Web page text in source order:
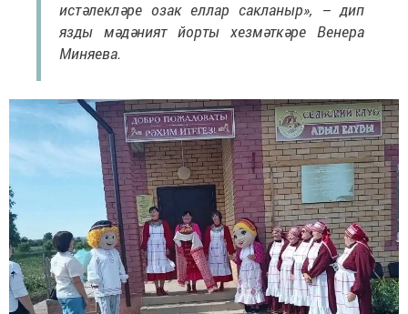
истәлекләре озак еллар сакланыр», – дип
язды мәдәният йорты хезмәткәре Венера
Миняева.